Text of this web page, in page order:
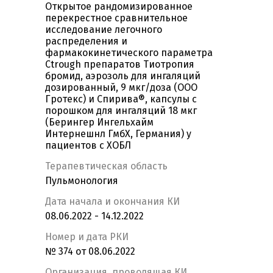
Открытое рандомизированное
перекрестное сравнительное
исследование легочного
распределения и
фармакокинетического параметра
Ctrough препаратов Тиотропия
бромид, аэрозоль для ингаляций
дозированный, 9 мкг/доза (ООО
Гротекс) и Спирива®, капсулы с
порошком для ингаляций 18 мкг
(Берингер Ингельхайм
Интернешнл ГмбХ, Германия) у
пациентов с ХОБЛ
Терапевтическая область
Пульмонология
Дата начала и окончания КИ
08.06.2022 - 14.12.2022
Номер и дата РКИ
№ 374 от 08.06.2022